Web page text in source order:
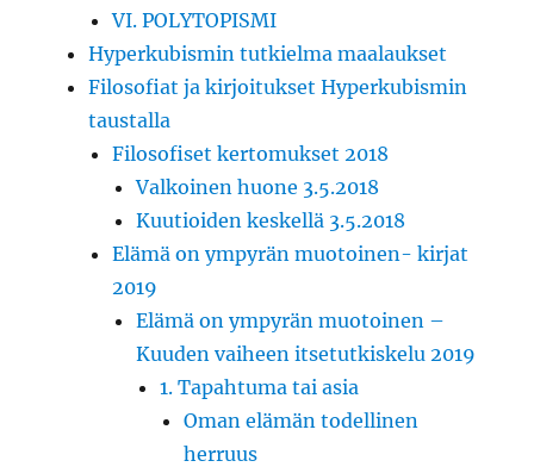
VI. POLYTOPISMI
Hyperkubismin tutkielma maalaukset
Filosofiat ja kirjoitukset Hyperkubismin
taustalla
Filosofiset kertomukset 2018
Valkoinen huone 3.5.2018
Kuutioiden keskellä 3.5.2018
Elämä on ympyrän muotoinen- kirjat
2019
Elämä on ympyrän muotoinen –
Kuuden vaiheen itsetutkiskelu 2019
1. Tapahtuma tai asia
Oman elämän todellinen
herruus